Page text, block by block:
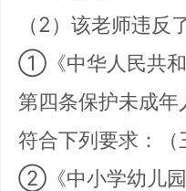
（2）该老师违反
①《中华人民共和
第四条保护未成
符合下列要求：
②《中小学幼儿园